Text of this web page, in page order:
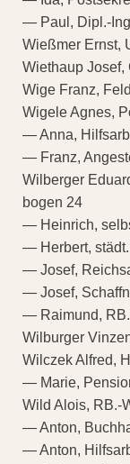
— Paul, Dipl.-
Wießmer Ernst,
Wiethaup Josef,
Wige Franz,
Wigele Agnes,
— Anna,
— Franz,
Wilberger
bogen 24
— Heinrich,
— Herbert,
— Josef,
— Josef,
— Raimund,
Wilburger
Wilczek Alfred,
— Marie,
Wild Alois, RB.-
— Anton,
— Anton,